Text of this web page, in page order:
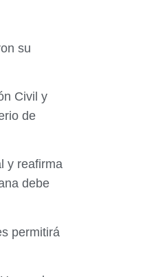
su
Civil y
de
y reafirma
debe
permitirá